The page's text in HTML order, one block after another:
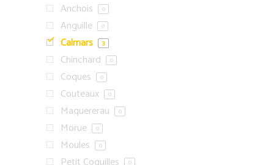
Anchois 0
Anguille 0
Calmars 3
Chinchard 0
Coques 0
Couteaux 0
Maquererau 0
Morue 0
Moules 0
0